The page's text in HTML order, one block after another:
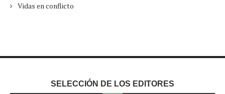
Vidas en conflicto
SELECCIÓN DE LOS EDITORES